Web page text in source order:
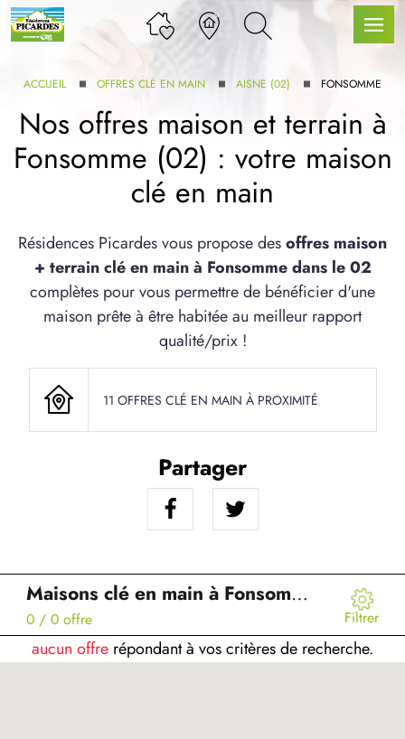
GAMME
SERVICE BDL EXTENSION
ACCUEIL OFFRES CLÉ EN MAIN AISNE (02) FONSOMME
Nos offres maison et terrain à
Fonsomme (02) : votre maison
clé en main
Résidences Picardes vous propose desoffres maison
+ terrain clé en main à Fonsomme dans le 02
complètes pour vous permettre de bénéficier d'une
maison prête à être habitée au meilleur rapport
qualité/prix !
11 OFFRES CLÉ EN MAIN À PROXIMITÉ
Partager
Maisons clé en main à Fonsomme (02)
0 / 0 offre Filtrer
aucun offre répondant à vos critères de recherche.